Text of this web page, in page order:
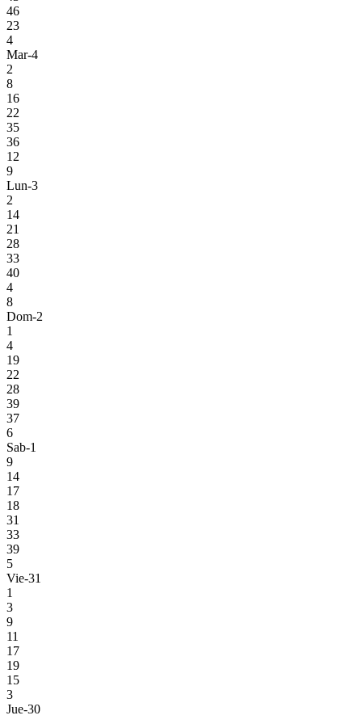
46
23
4
Mar-4
2
8
16
22
35
36
12
9
Lun-3
2
14
21
28
33
40
4
8
Dom-2
1
4
19
22
28
39
37
6
Sab-1
9
14
17
18
31
33
39
5
Vie-31
1
3
9
11
17
19
15
3
Jue-30